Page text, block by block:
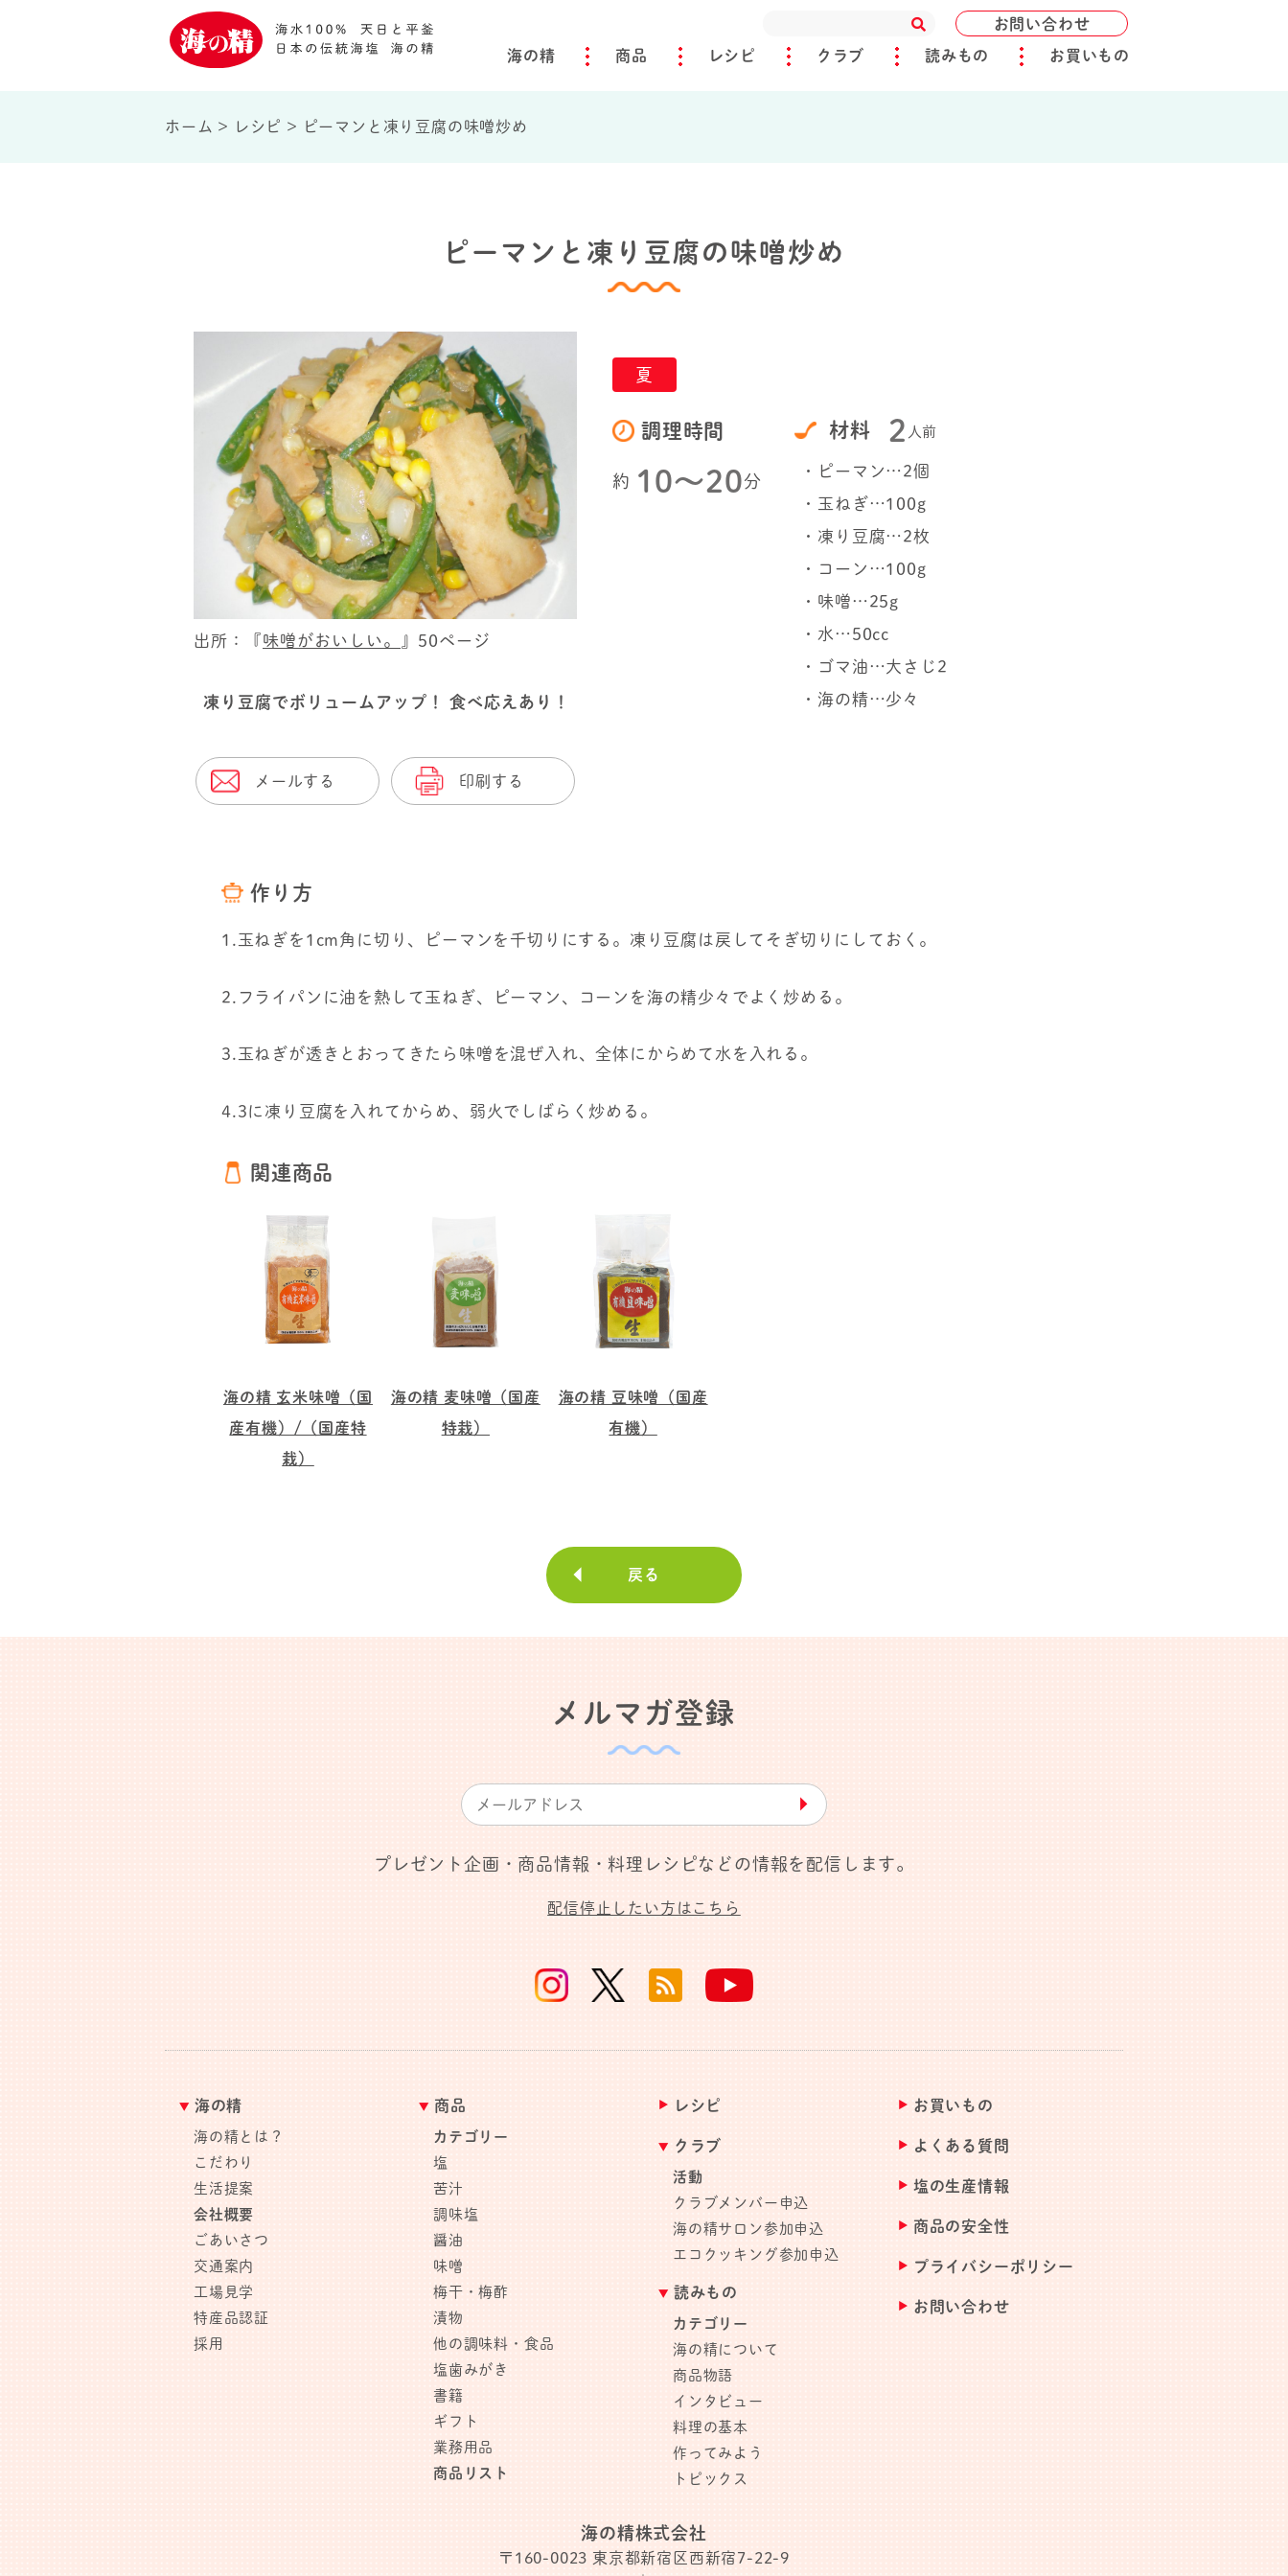
お問い合わせ
海の精 商品 レシピ クラブ 読みもの お買いもの
ホーム > レシピ > ピーマンと凍り豆腐の味噌炒め
ピーマンと凍り豆腐の味噌炒め
出所：『味噌がおいしい。 』50ページ
凍り豆腐でボリュームアップ！ 食べ応えあり！
メールする 印刷する
夏
調理時間
約 10〜20分
材料 2 人前
・ピーマン…2個
・玉ねぎ…100g
・凍り豆腐…2枚
・コーン…100g
・味噌…25g
・水…50cc
・ゴマ油…大さじ2
・海の精…少々
作り方
1.玉ねぎを1cm角に切り、ピーマンを千切りにする。凍り豆腐は戻してそぎ切りにしておく。
2.フライパンに油を熱して玉ねぎ、ピーマン、コーンを海の精少々でよく炒める。
3.玉ねぎが透きとおってきたら味噌を混ぜ入れ、全体にからめて水を入れる。
4.3に凍り豆腐を入れてからめ、弱火でしばらく炒める。
関連商品
海の精 玄米味噌（国
産有機）/（国産特
栽）
海の精 麦味噌（国産
特栽）
海の精 豆味噌（国産
有機）
戻る
メルマガ登録
▶︎
プレゼント企画・商品情報・料理レシピなどの情報を配信します。
配信停止したい方はこちら
海の精
海の精とは？
こだわり
生活提案
会社概要
ごあいさつ
交通案内
工場見学
特産品認証
採用
商品
カテゴリー
塩
苦汁
調味塩
醤油
味噌
梅干・梅酢
漬物
他の調味料・食品
塩歯みがき
書籍
ギフト
業務用品
商品リスト
レシピ
クラブ
活動
クラブメンバー申込
海の精サロン参加申込
エコクッキング参加申込
読みもの
カテゴリー
海の精について
商品物語
インタビュー
料理の基本
作ってみよう
トピックス
お買いもの
よくある質問
塩の生産情報
商品の安全性
プライバシーポリシー
お問い合わせ
海の精株式会社
〒160-0023 東京都新宿区西新宿7-22-9